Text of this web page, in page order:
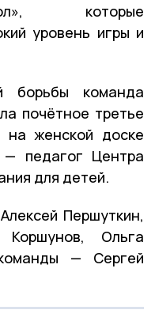
которые
уровень игры и
борьбы команда
почётное третье
на женской доске
— педагог Центра
для детей.
Першуткин,
Ольга
— Сергей